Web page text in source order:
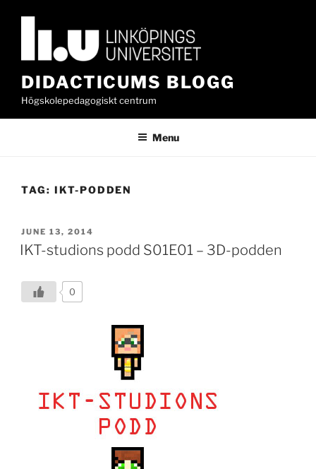
DIDACTICUMS BLOGG
Högskolepedagogiskt centrum
Menu
TAG: IKT-PODDEN
POSTED
ON
JUNE 13, 2014
IKT-studions podd S01E01 – 3D-podden
0